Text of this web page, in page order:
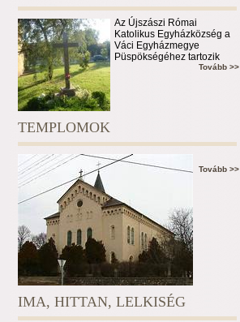
Az Újszászi Római
Katolikus Egyházközség a
Váci Egyházmegye
Püspökségéhez tartozik
Tovább >>
TEMPLOMOK
Tovább >>
IMA, HITTAN, LELKISÉG